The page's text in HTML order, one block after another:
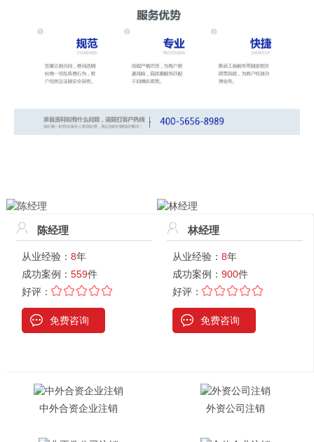
陈经理
从业经验： 8年
成功案例： 559件
好评：
免费咨询
林经理
从业经验： 8年
成功案例： 900件
好评：
免费咨询
中外合资企业注销 外资公司注销